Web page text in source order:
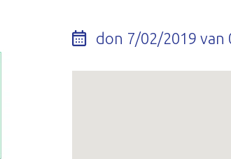
don 7/02/2019 van